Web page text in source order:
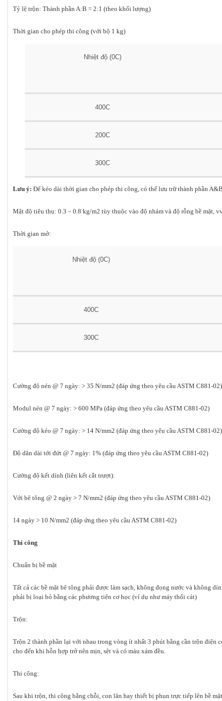
Tỷ lệ trộn: Thành phần A:B = 2:1 (theo khối lượng)
Thời gian cho phép thi công (với bộ 1 kg)
Nhiệt độ (0C)
400C
200C
300C
Lưu ý: Để kéo dài thời gian cho phép thi công, có thể lưu trữ thành phần
Mật độ tiêu thụ: 0.3 – 0.8 kg/m2 tùy thuộc vào độ nhám và độ rỗng bề mặt,
Thời gian mở:
Nhiệt độ (0C)
400C
300C
Cường độ nén @ 7 ngày: > 35 N/mm2 (đáp ứng theo yêu cầu ASTM C881-02)
Modul nén @ 7 ngày: > 600 MPa (đáp ứng theo yêu cầu ASTM C881-02)
Cường độ kéo @ 7 ngày: > 14 N/mm2 (đáp ứng theo yêu cầu ASTM C881-02)
Độ dãn dài tới đứt @ 7 ngày: 1% (đáp ứng theo yêu cầu ASTM C881-02)
Cường độ kết dính (liên kết cắt trượt):
Với bê tông @ 2 ngày > 7 N/mm2 (đáp ứng theo yêu cầu ASTM C881-02)
14 ngày > 10 N/mm2 (đáp ứng theo yêu cầu ASTM C881-02)
Thi công
Chuẩn bị bề mặt
Tất cả các bề mặt bê tông phải được làm sạch, không đọng nước và không
phải bị loại bỏ bằng các phương tiện cơ học (ví dụ như máy thổi cát)
Trộn:
Trộn 2 thành phần lại với nhau trong vòng ít nhất 3 phút bằng cần trộn điện
cho đến khi hỗn hợp trở nên mịn, sệt và có màu xám đều.
Thi công:
Sau khi trộn, thi công bằng chỗi, con lăn hay thiết bị phun trực tiếp lên bề